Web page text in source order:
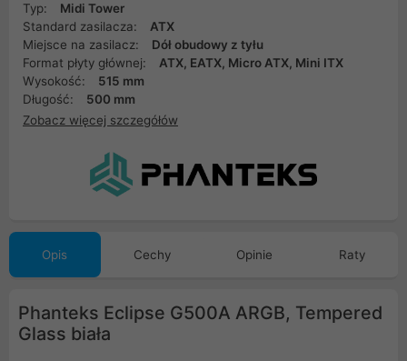
Typ:
Midi Tower
Standard zasilacza:
ATX
Miejsce na zasilacz:
Dół obudowy z tyłu
Format płyty głównej:
ATX, EATX, Micro ATX, Mini ITX
Wysokość:
515 mm
Długość:
500 mm
Zobacz więcej szczegółów
Opis Cechy Opinie Raty
Phanteks Eclipse G500A ARGB, Tempered
Glass biała